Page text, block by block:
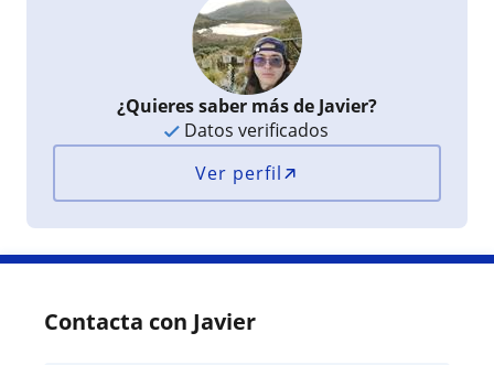
¿Quieres saber más de Javier?
Datos verificados
Ver perfil
Contacta con Javier